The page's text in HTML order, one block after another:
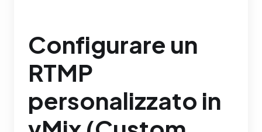
Configurare un
RTMP
personalizzato in